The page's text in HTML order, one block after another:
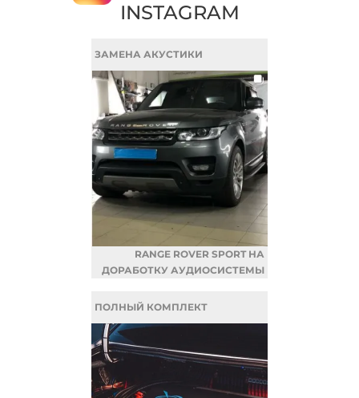
INSTAGRAM
ЗАМЕНА АКУСТИКИ
RANGE ROVER SPORT НА
ДОРАБОТКУ АУДИОСИСТЕМЫ
ПОЛНЫЙ КОМПЛЕКТ